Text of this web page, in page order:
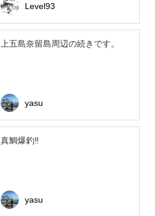
Level93
上五島奈留島周辺の続きです。
yasu
真鯛爆釣‼
yasu